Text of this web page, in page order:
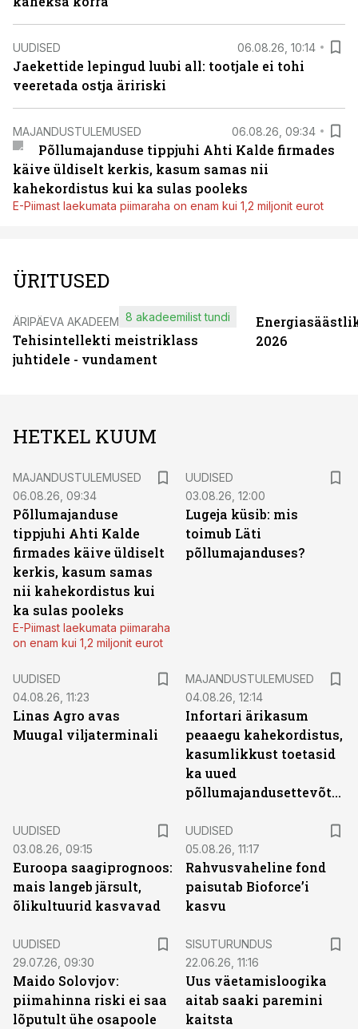
UUDISED 06.08.26, 10:14
Jaekettide lepingud luubi all: tootjale ei tohi
veeretada ostja äririski
MAJANDUSTULEMUSED 06.08.26, 09:34
Põllumajanduse tippjuhi Ahti Kalde firmades
käive üldiselt kerkis, kasum samas nii
kahekordistus kui ka sulas pooleks
E-Piimast laekumata piimaraha on enam kui 1,2 miljonit eurot
ÜRITUSED
ÄRIPÄEVA AKADEEMIA
Tehisintellekti meistriklass
juhtidele - vundament
8 akadeemilist tundi
2026
HETKEL KUUM
MAJANDUSTULEMUSED
06.08.26, 09:34
Põllumajanduse
tippjuhi Ahti Kalde
firmades käive üldiselt
kerkis, kasum samas
nii kahekordistus kui
ka sulas pooleks
E-Piimast laekumata piimaraha
on enam kui 1,2 miljonit eurot
UUDISED
03.08.26, 12:00
Lugeja küsib: mis
toimub Läti
põllumajanduses?
UUDISED
04.08.26, 11:23
Linas Agro avas
Muugal viljaterminali
MAJANDUSTULEMUSED
04.08.26, 12:14
Infortari ärikasum
peaaegu kahekordistus,
kasumlikkust toetasid
ka uued
põllumajandusettevõtted
UUDISED
03.08.26, 09:15
Euroopa saagiprognoos:
mais langeb järsult,
õlikultuurid kasvavad
UUDISED
05.08.26, 11:17
Rahvusvaheline fond
paisutab Bioforce’i
kasvu
UUDISED
29.07.26, 09:30
Maido Solovjov:
piimahinna riski ei saa
lõputult ühe osapoole
SISUTURUNDUS
22.06.26, 11:16
Uus väetamisloogika
aitab saaki paremini
kaitsta